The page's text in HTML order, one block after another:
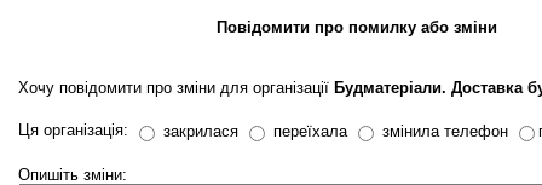
Повідомити про помилку або зміни
Хочу повідомити про зміни для організації Будматеріали. Доставка
Ця організація: закрилася переїхала змінила телефон
Опишіть зміни: